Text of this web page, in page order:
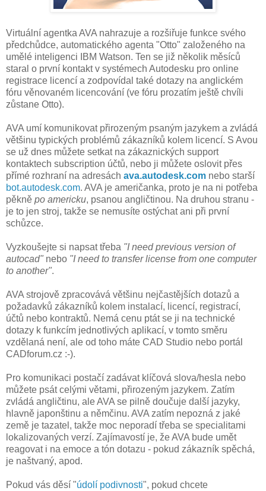
Virtuální agentka AVA nahrazuje a rozšiřuje funkce svého
předchůdce, automatického agenta "Otto" založeného na
umělé inteligenci IBM Watson. Ten se již několik měsíců
staral o první kontakt v systémech Autodesku pro online
registrace licencí a zodpovídal také dotazy na anglickém
fóru věnovaném licencování (ve fóru prozatím ještě chvíli
zůstane Otto).
AVA umí komunikovat přirozeným psaným jazykem a zvládá
většinu typických problémů zákazníků kolem licencí. S Avou
se už dnes můžete setkat na zákaznických support
kontaktech subscription účtů, nebo ji můžete oslovit přes
přímé rozhraní na adresách ava.autodesk.com nebo starší
bot.autodesk.com. AVA je američanka, proto je na ni potřeba
pěkně po americku, psanou angličtinou. Na druhou stranu -
je to jen stroj, takže se nemusíte ostýchat ani při první
schůzce.
Vyzkoušejte si napsat třeba "I need previous version of
autocad" nebo "I need to transfer license from one computer
to another".
AVA strojově zpracovává většinu nejčastějších dotazů a
požadavků zákazníků kolem instalací, licencí, registrací,
účtů nebo kontraktů. Nemá cenu ptát se ji na technické
dotazy k funkcím jednotlivých aplikací, v tomto směru
vzdělaná není, ale od toho máte CAD Studio nebo portál
CADforum.cz :-).
Pro komunikaci postačí zadávat klíčová slova/hesla nebo
můžete psát celými větami, přirozeným jazykem. Zatím
zvládá angličtinu, ale AVA se pilně doučuje další jazyky,
hlavně japonštinu a němčinu. AVA zatím nepozná z jaké
země je tazatel, takže moc neporadí třeba se specialitami
lokalizovaných verzí. Zajímavostí je, že AVA bude umět
reagovat i na emoce a tón dotazu - pokud zákazník spěchá,
je naštvaný, apod.
Pokud vás děsí "údolí podivnosti", pokud chcete